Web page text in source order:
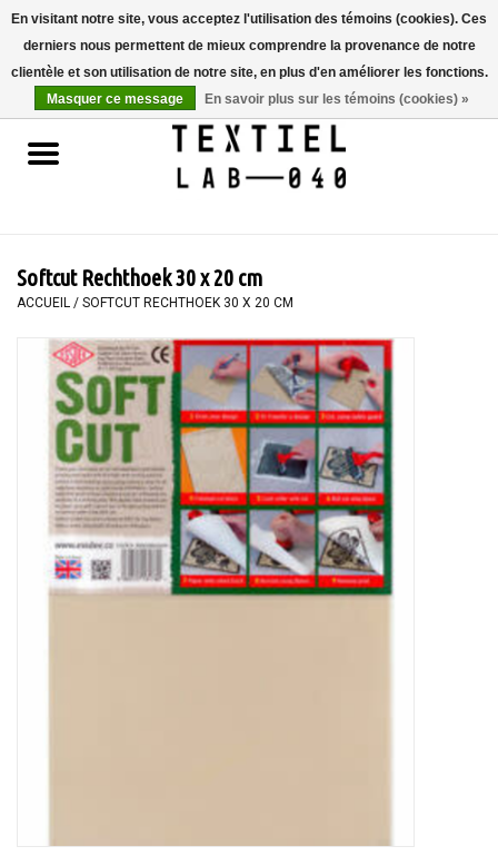
Accueil
LIVRES
PEINTURE
TEXTILE
WORKSHOPS
SPECIALS
OUTILS
Softcut Rechthoek 30 x 20 cm
ACCUEIL / SOFTCUT RECHTHOEK 30 X 20 CM
En visitant notre site, vous acceptez l'utilisation des témoins (cookies). Ces
derniers nous permettent de mieux comprendre la provenance de notre
clientèle et son utilisation de notre site, en plus d'en améliorer les fonctions.
Masquer ce message
En savoir plus sur les témoins (cookies) »